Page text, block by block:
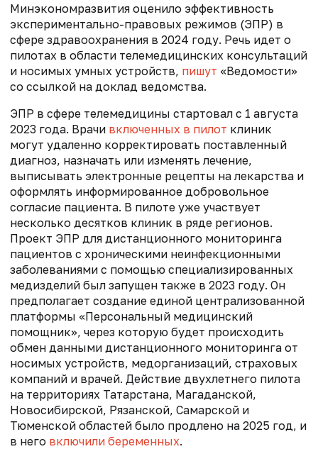
Минэкономразвития оценило эффективность
экспериментально-правовых режимов (ЭПР) в
сфере здравоохранения в 2024 году. Речь идет о
пилотах в области телемедицинских консультаций
и носимых умных устройств, пишут «Ведомости»
со ссылкой на доклад ведомства.
ЭПР в сфере телемедицины стартовал с 1 августа
2023 года. Врачи включенных в пилот клиник
могут удаленно корректировать поставленный
диагноз, назначать или изменять лечение,
выписывать электронные рецепты на лекарства и
оформлять информированное добровольное
согласие пациента. В пилоте уже участвует
несколько десятков клиник в ряде регионов.
Проект ЭПР для дистанционного мониторинга
пациентов с хроническими неинфекционными
заболеваниями с помощью специализированных
медизделий был запущен также в 2023 году. Он
предполагает создание единой централизованной
платформы «Персональный медицинский
помощник», через которую будет происходить
обмен данными дистанционного мониторинга от
носимых устройств, медорганизаций, страховых
компаний и врачей. Действие двухлетнего пилота
на территориях Татарстана, Магаданской,
Новосибирской, Рязанской, Самарской и
Тюменской областей было продлено на 2025 год, и
в него включили беременных.